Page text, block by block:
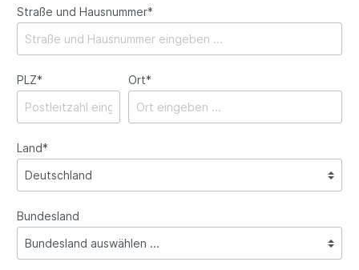
Straße und Hausnummer*
PLZ* Ort*
Land*
Bundesland